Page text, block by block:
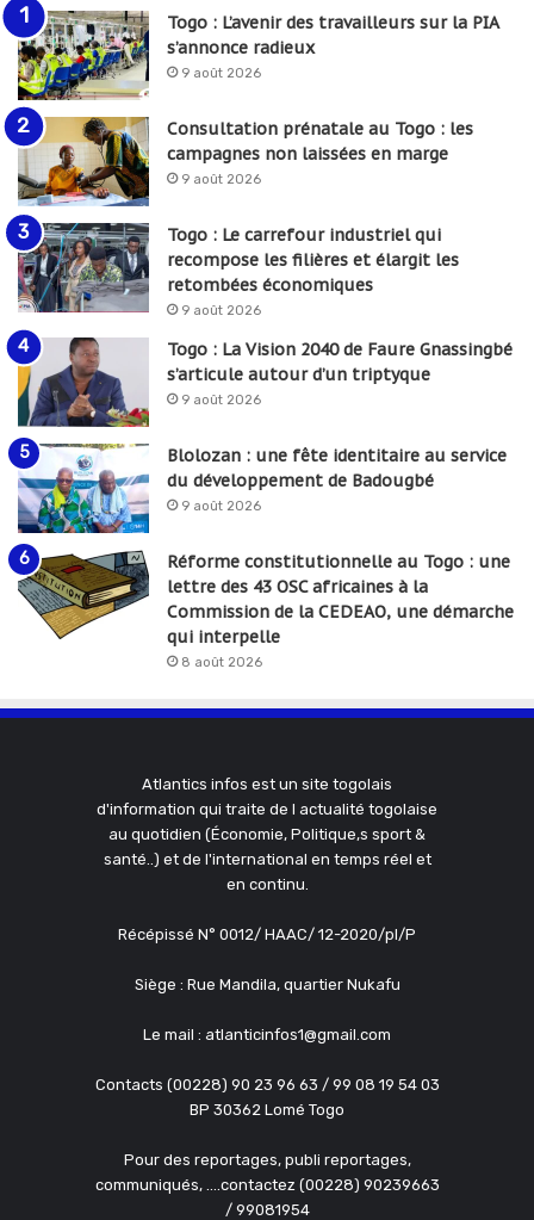
Togo : L’avenir des travailleurs sur la PIA
s’annonce radieux
9 août 2026
Consultation prénatale au Togo : les
campagnes non laissées en marge
9 août 2026
Togo : Le carrefour industriel qui
recompose les filières et élargit les
retombées économiques
9 août 2026
Togo : La Vision 2040 de Faure Gnassingbé
s’articule autour d’un triptyque
9 août 2026
Blolozan : une fête identitaire au service
du développement de Badougbé
9 août 2026
Réforme constitutionnelle au Togo : une
lettre des 43 OSC africaines à la
Commission de la CEDEAO, une démarche
qui interpelle
8 août 2026
Atlantics infos est un site togolais
d'information qui traite de l actualité togolaise
au quotidien (Économie, Politique,s sport &
santé..) et de l'international en temps réel et
en continu.
Récépissé N° 0012/ HAAC/ 12-2020/pl/P
Siège : Rue Mandila, quartier Nukafu
Le mail : atlanticinfos1@gmail.com
Contacts (00228) 90 23 96 63 / 99 08 19 54 03
BP 30362 Lomé Togo
Pour des reportages, publi reportages,
communiqués, ....contactez (00228) 90239663
/ 99081954